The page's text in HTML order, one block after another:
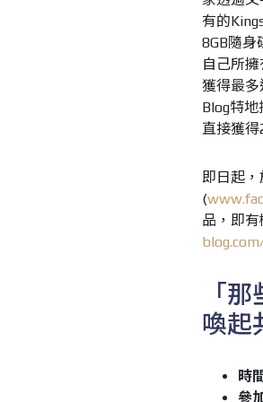
有的
8GB隨身
自己所
獲得最
Blog特
直接獲得
即日起
(
品，即
「
喚起
時
參